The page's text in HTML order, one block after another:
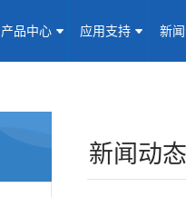
产品中心 应用支持 新
应用支持
新闻动态